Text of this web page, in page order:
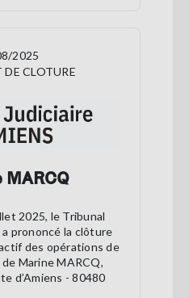
2025
DE CLOTURE
MARCQ
2025, le Tribunal
a prononcé la clôture
des opérations de
Marine MARCQ,
d’Amiens - 80480